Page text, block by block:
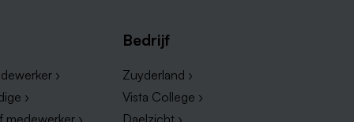
›
›
Bedrijf
Zuyderland ›
Vista College ›